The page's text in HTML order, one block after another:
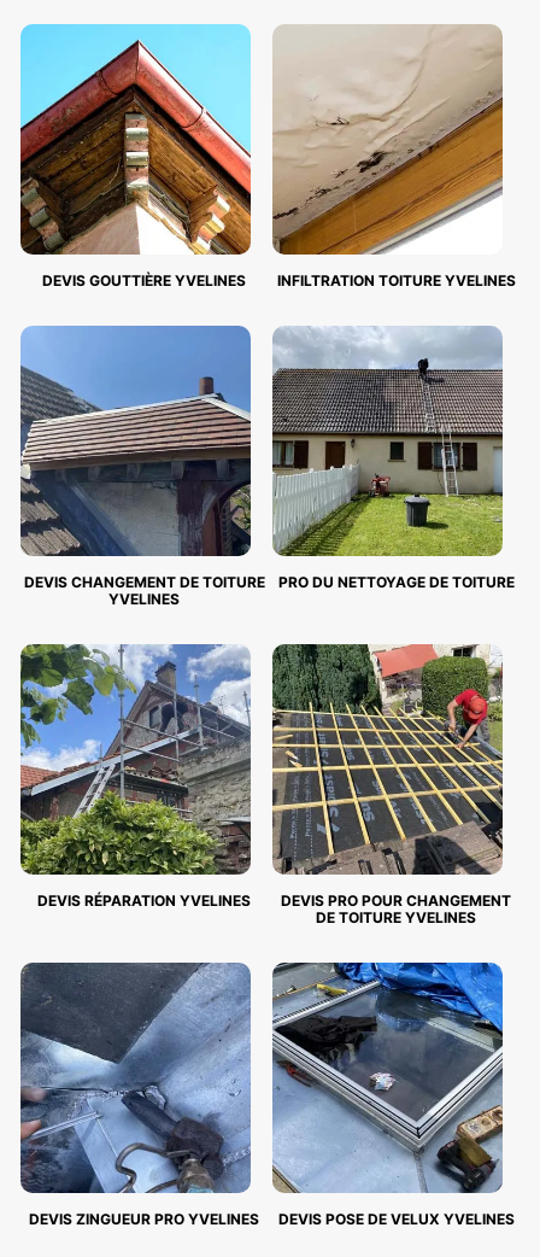
DEVIS GOUTTIÈRE YVELINES INFILTRATION TOITURE YVELINES
DEVIS CHANGEMENT DE TOITURE
YVELINES
PRO DU NETTOYAGE DE TOITURE
DEVIS RÉPARATION YVELINES
DEVIS PRO POUR CHANGEMENT
DE TOITURE YVELINES
DEVIS ZINGUEUR PRO YVELINES DEVIS POSE DE VELUX YVELINES